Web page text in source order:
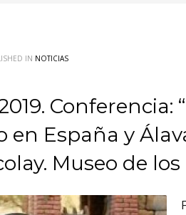
IN NOTICIAS
Conferencia:
en España y
Museo de los